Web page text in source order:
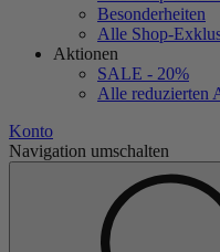
Besonderheiten
Alle Shop-
Aktionen
SALE - 20%
Alle reduzierten
Konto
Navigation umschalten